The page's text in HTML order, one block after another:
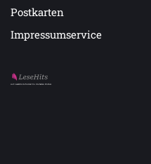
Postkarten
Impressumservice
Auf LeseHits.de findest Du die besten Bücher.